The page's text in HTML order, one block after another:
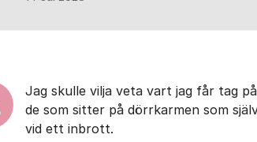
Jag skulle vilja veta vart jag får tag
de som sitter på dörrkarmen som
vid ett inbrott.